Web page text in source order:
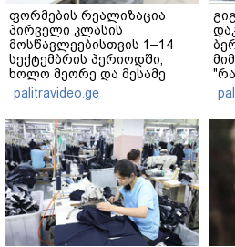
ფორმების რეალიზაცია
პირველი კლასის
მოსწავლეებისთვის 1–14
სექტემბრის პერიოდში,
ხოლო მეორე და მესამე
ეტაპებზე...
palitravideo.ge